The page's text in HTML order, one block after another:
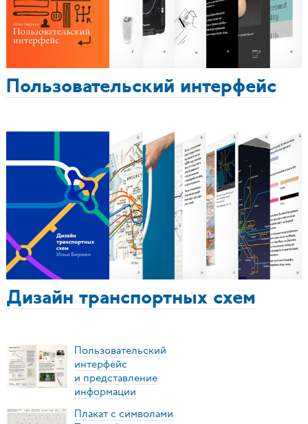
Пользовательский интерфейс
Дизайн транспортных схем
Пользовательский
интерфейс
и представление
информации
Плакат с символами